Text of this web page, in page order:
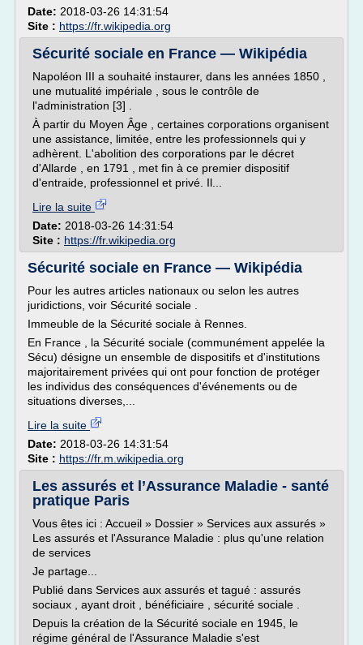
Date: 2018-03-26 14:31:54
Site : https://fr.wikipedia.org
Sécurité sociale en France — Wikipédia
Napoléon III a souhaité instaurer, dans les années 1850 ,
une mutualité impériale , sous le contrôle de
l'administration [3] .
À partir du Moyen Âge , certaines corporations organisent
une assistance, limitée, entre les professionnels qui y
adhèrent. L'abolition des corporations par le décret
d'Allarde , en 1791 , met fin à ce premier dispositif
d'entraide, professionnel et privé. Il...
Lire la suite
Date: 2018-03-26 14:31:54
Site : https://fr.wikipedia.org
Sécurité sociale en France — Wikipédia
Pour les autres articles nationaux ou selon les autres
juridictions, voir Sécurité sociale .
Immeuble de la Sécurité sociale à Rennes.
En France , la Sécurité sociale (communément appelée la
Sécu) désigne un ensemble de dispositifs et d'institutions
majoritairement privées qui ont pour fonction de protéger
les individus des conséquences d'événements ou de
situations diverses,...
Lire la suite
Date: 2018-03-26 14:31:54
Site : https://fr.m.wikipedia.org
Les assurés et l’Assurance Maladie - santé
pratique Paris
Vous êtes ici : Accueil » Dossier » Services aux assurés »
Les assurés et l'Assurance Maladie : plus qu'une relation
de services
Je partage...
Publié dans Services aux assurés et tagué : assurés
sociaux , ayant droit , bénéficiaire , sécurité sociale .
Depuis la création de la Sécurité sociale en 1945, le
régime général de l'Assurance Maladie s'est